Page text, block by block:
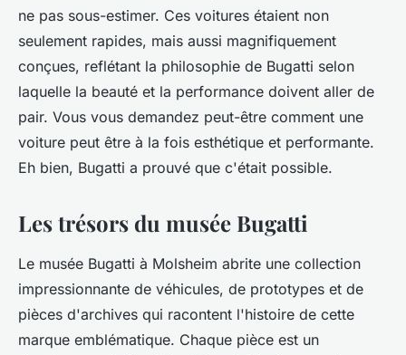
ne pas sous-estimer. Ces voitures étaient non
seulement rapides, mais aussi magnifiquement
conçues, reflétant la philosophie de Bugatti selon
laquelle la beauté et la performance doivent aller de
pair. Vous vous demandez peut-être comment une
voiture peut être à la fois esthétique et performante.
Eh bien, Bugatti a prouvé que c'était possible.
Les trésors du musée Bugatti
Le musée Bugatti à Molsheim abrite une collection
impressionnante de véhicules, de prototypes et de
pièces d'archives qui racontent l'histoire de cette
marque emblématique. Chaque pièce est un